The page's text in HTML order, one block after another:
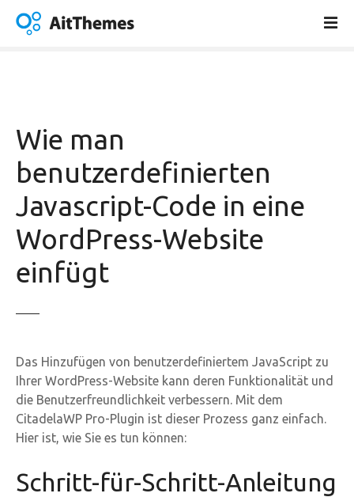
Wie man
benutzerdefinierten
Javascript-Code in eine
WordPress-Website
einfügt
Das Hinzufügen von benutzerdefiniertem JavaScript zu
Ihrer WordPress-Website kann deren Funktionalität und
die Benutzerfreundlichkeit verbessern. Mit dem
CitadelaWP Pro-Plugin ist dieser Prozess ganz einfach.
Hier ist, wie Sie es tun können:
Schritt-für-Schritt-Anleitung